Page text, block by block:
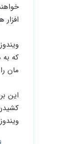
که
مان
این